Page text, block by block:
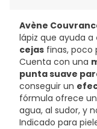
Avène
lápiz que ayuda a
cejas finas, poco
Cuenta con una
punta suave
conseguir un
fórmula ofrece
agua, al sudor, y
Indicado para